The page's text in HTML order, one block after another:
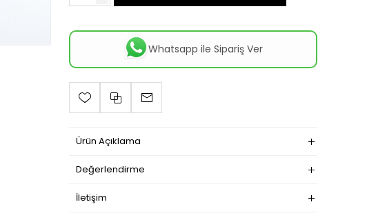
Whatsapp ile Sipariş Ver
Ürün Açıklama
Değerlendirme
İletişim